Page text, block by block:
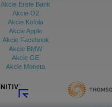
Akcie Erste Bank
Akcie O2
Akcie Kofola
Akcie Apple
Akcie Facebook
Akcie BMW
Akcie GE
Akcie Moneta